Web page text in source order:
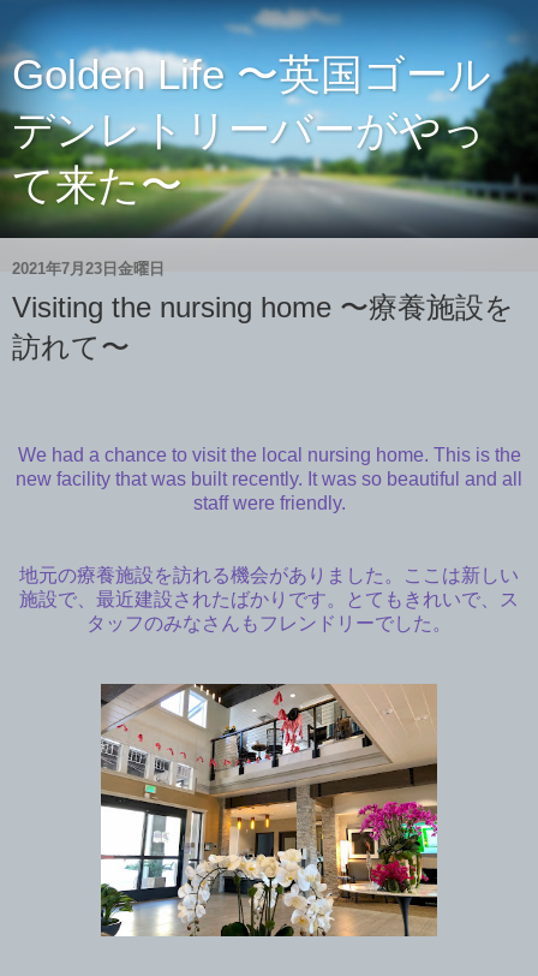
Golden Life 〜英国ゴール
デンレトリーバーがやっ
て来た〜
2021年7月23日金曜日
Visiting the nursing home 〜療養施設を
訪れて〜
We had a chance to visit the local nursing home. This is the
new facility that was built recently. It was so beautiful and all
staff were friendly.
地元の療養施設を訪れる機会がありました。ここは新しい
施設で、最近建設されたばかりです。とてもきれいで、ス
タッフのみなさんもフレンドリーでした。